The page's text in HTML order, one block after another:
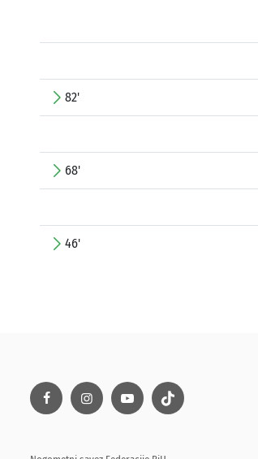
82'
68'
46'